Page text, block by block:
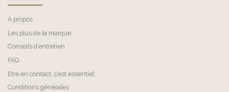
A propos
Les plus de la marque
Conseils d’entretien
FAQ
Etre en contact, c’est essentiel
Conditions générales